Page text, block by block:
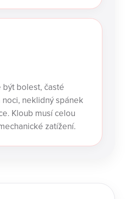
bolest, časté
neklidný spánek
Kloub musí celou
zatížení.